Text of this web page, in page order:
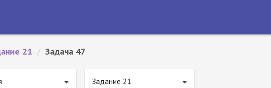
21 / Задача 47
Задание 21